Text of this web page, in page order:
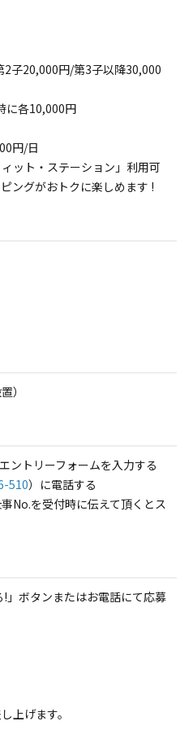
2子20,000円/第3子以降30,000
に各10,000円
円/日
ット・ステーション」利用可
ングがおトクに楽しめます !
）
ントリーフォームを入力する
510）に電話する
No.を受付時に伝えて頂くとス
」ボタンまたはお電話にて応募
上げます。